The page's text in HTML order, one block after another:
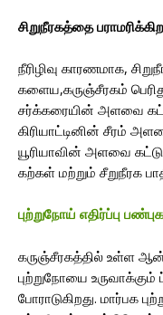
சிறுநீரகத்தை
நீரிழிவு காரணமாக,
களைய,கருஞ்சீரகம்
சர்க்கரையின் அளவை
கிரியாட்டினின் சீரம்
யூரியாவின் அளவை
கற்கள் மற்றும் சீறுநீரக
புற்றுநோய் எதிர்ப்பு
கருஞ்சீரகத்தில் உள்ள
புற்றுநோயை உருவாக்கும்
போராடுகிறது. மார்பக